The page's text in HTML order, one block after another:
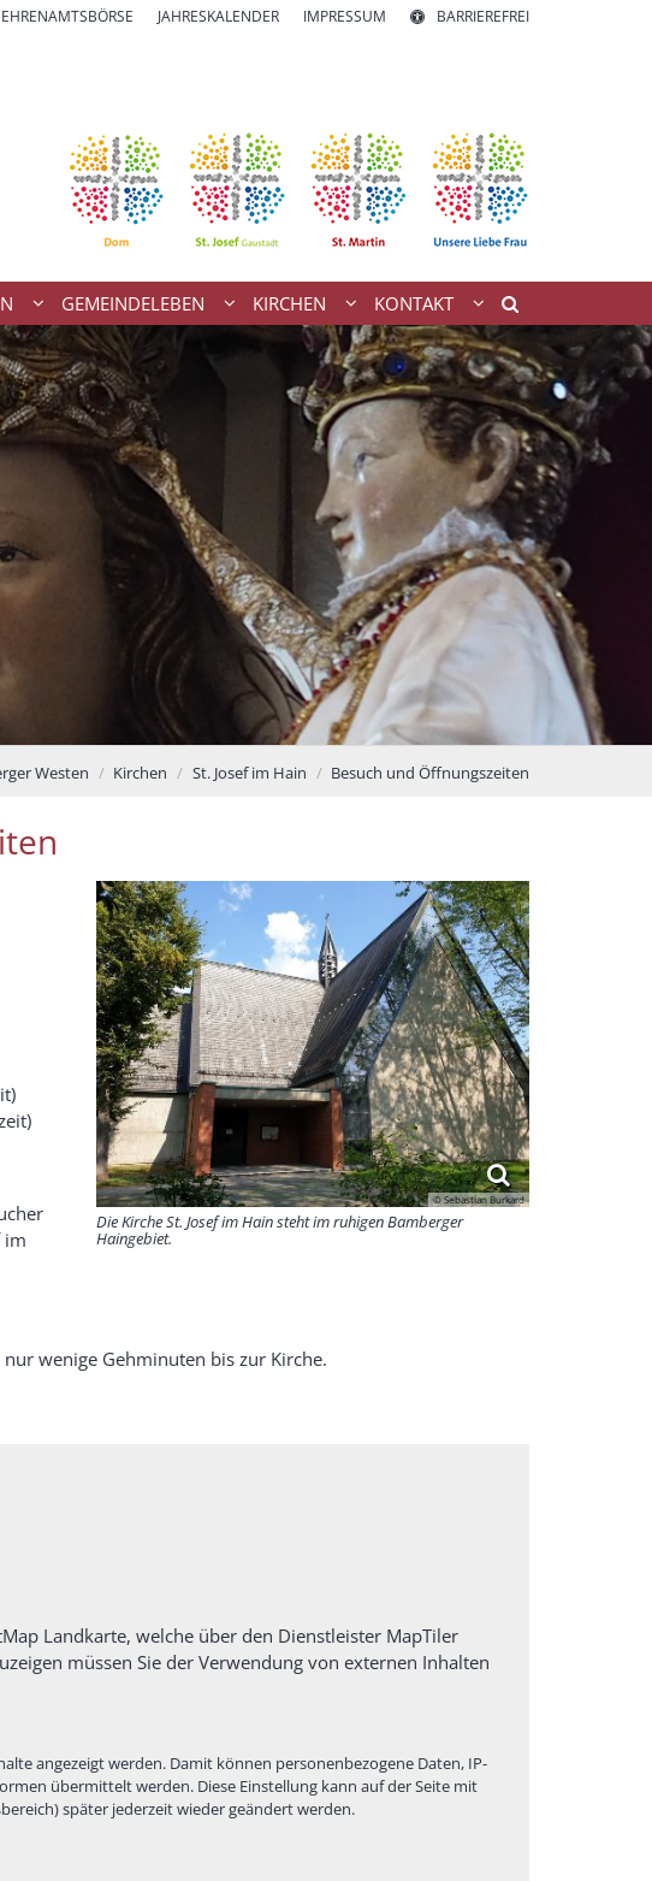
EHRENAMTSBÖRSE JAHRESKALENDER IMPRESSUM BARRIEREFREI
GEMEINDELEBEN KIRCHEN KONTAKT
Westen Kirchen St. Josef im Hain Besuch und Öffnungszeiten
© Sebastian Burkard
Die Kirche St. Josef im Hain steht im ruhigen Bamberger
Haingebiet.
im
wenige Gehminuten bis zur Kirche.
Landkarte, welche über den Dienstleister MapTiler
müssen Sie der Verwendung von externen Inhalten
angezeigt werden. Damit können personenbezogene Daten, IP-
übermittelt werden. Diese Einstellung kann auf der Seite mit
später jederzeit wieder geändert werden.